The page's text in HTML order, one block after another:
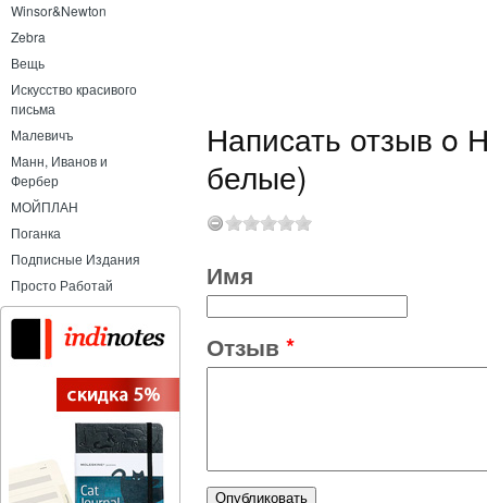
Winsor&Newton
Zebra
Вещь
Искусство красивого
письма
Малевичъ
Манн, Иванов и
Фербер
МОЙПЛАН
Поганка
Подписные Издания
Просто Работай
Написать отзыв o
белые)
Имя
Отзыв *